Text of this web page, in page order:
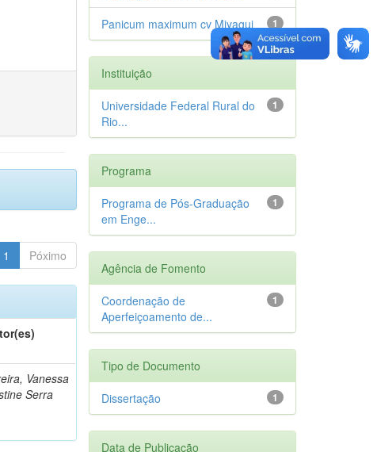
1 Póximo
Vanessa
Serra
1
Panicum maximum cv Miyagui
Instituição
1
Universidade Federal Rural do
Rio...
Programa
1
Programa de Pós-Graduação
em Enge...
Agência de Fomento
1
Coordenação de
Aperfeiçoamento de...
Tipo de Documento
1
Dissertação
Data de Publicação